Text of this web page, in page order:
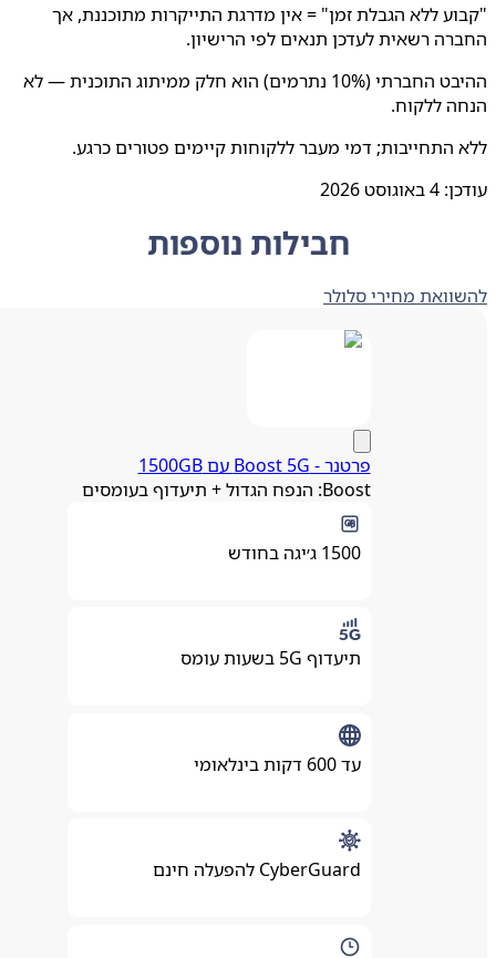
ללא הגבלת זמן" = אין מדרגת התייקרות מתוכננת, אך
רשאית לעדכן תנאים לפי הרישיון.
ההיבט החברתי (10% נתרמים) הוא חלק ממיתוג התוכנית — לא
ללקוח.
התחייבות; דמי מעבר ללקוחות קיימים פטורים כרגע.
4 באוגוסט 2026
חבילות נוספות
מחירי סלולר
פרטנר ‏- ‏Boost 5G עם 1500GB
Boost: הנפח הגדול + תיעדוף בעומסים
1500 ג׳יגה בחודש
תיעדוף 5G בשעות עומס
CyberGuard להפעלה חינם